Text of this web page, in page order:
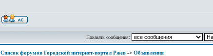
Показать сообщения:
Список форумов Городской интернет-портал Ржев-> Объявления